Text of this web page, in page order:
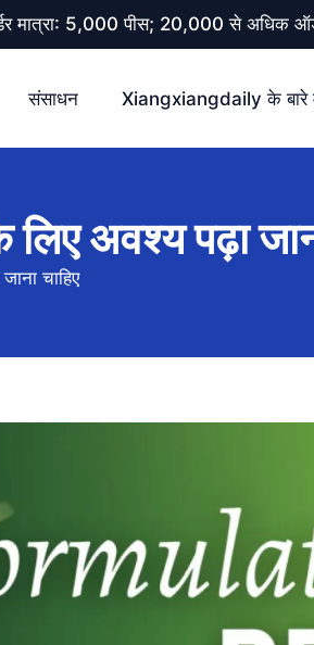
मात्रा: 5,000 पीस; 20,000 से अधिक
संसाधन Xiangxiangdaily के बारे
लिए अवश्य पढ़ा
चाहिए